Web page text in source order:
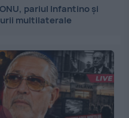
pariul Infantino și
multilaterale